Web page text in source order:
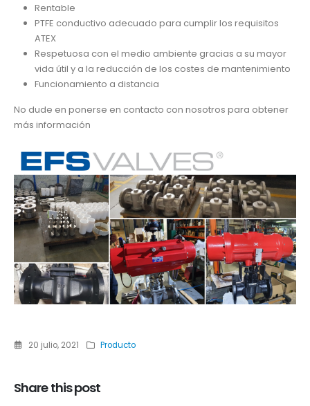
Rentable
PTFE conductivo adecuado para cumplir los requisitos
ATEX
Respetuosa con el medio ambiente gracias a su mayor
vida útil y a la reducción de los costes de mantenimiento
Funcionamiento a distancia
No dude en ponerse en contacto con nosotros para obtener
más información
20 julio, 2021 Producto
Share this post